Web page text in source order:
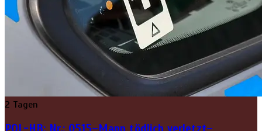
2 Tagen
POL-HB: Nr.: 0515–Mann tödlich verletzt–